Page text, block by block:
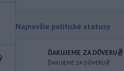
Bondiovú.
zahraničných vecí v piatok
že vláda prezidenta
Najnovšie politické statusy
ĎAKUJEME ZA DÔVERU✌️
ĎAKUJEME ZA DÔVERU✌️